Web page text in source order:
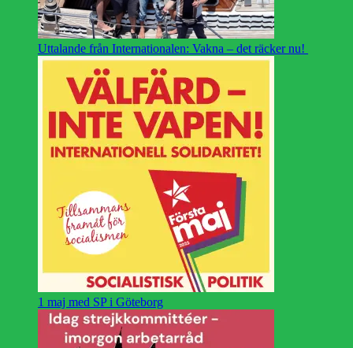
Uttalande från Internationalen: Vakna – det räcker nu!
1 maj med SP i Göteborg